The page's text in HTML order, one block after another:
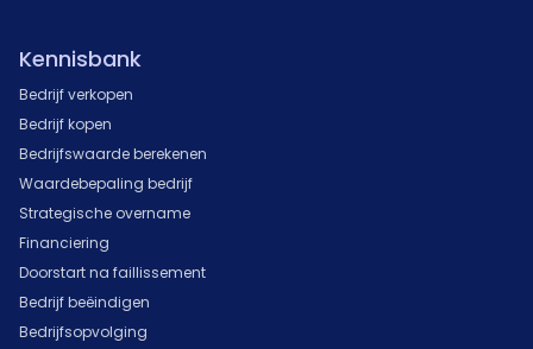
Kennisbank
Bedrijf verkopen
Bedrijf kopen
Bedrijfswaarde berekenen
Waardebepaling bedrijf
Strategische overname
Financiering
Doorstart na faillissement
Bedrijf beëindigen
Bedrijfsopvolging